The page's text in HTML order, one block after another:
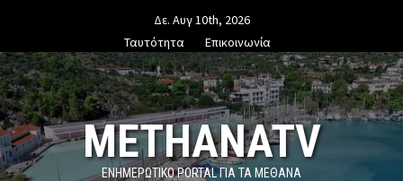
content
Δε. Αυγ 10th, 2026
Ταυτότητα
Επικοινωνία
METHANATV
ΕΝΗΜΕΡΩΤΙΚΌ PORTAL ΓΙΑ ΤΑ ΜΕΘΑΝΑ